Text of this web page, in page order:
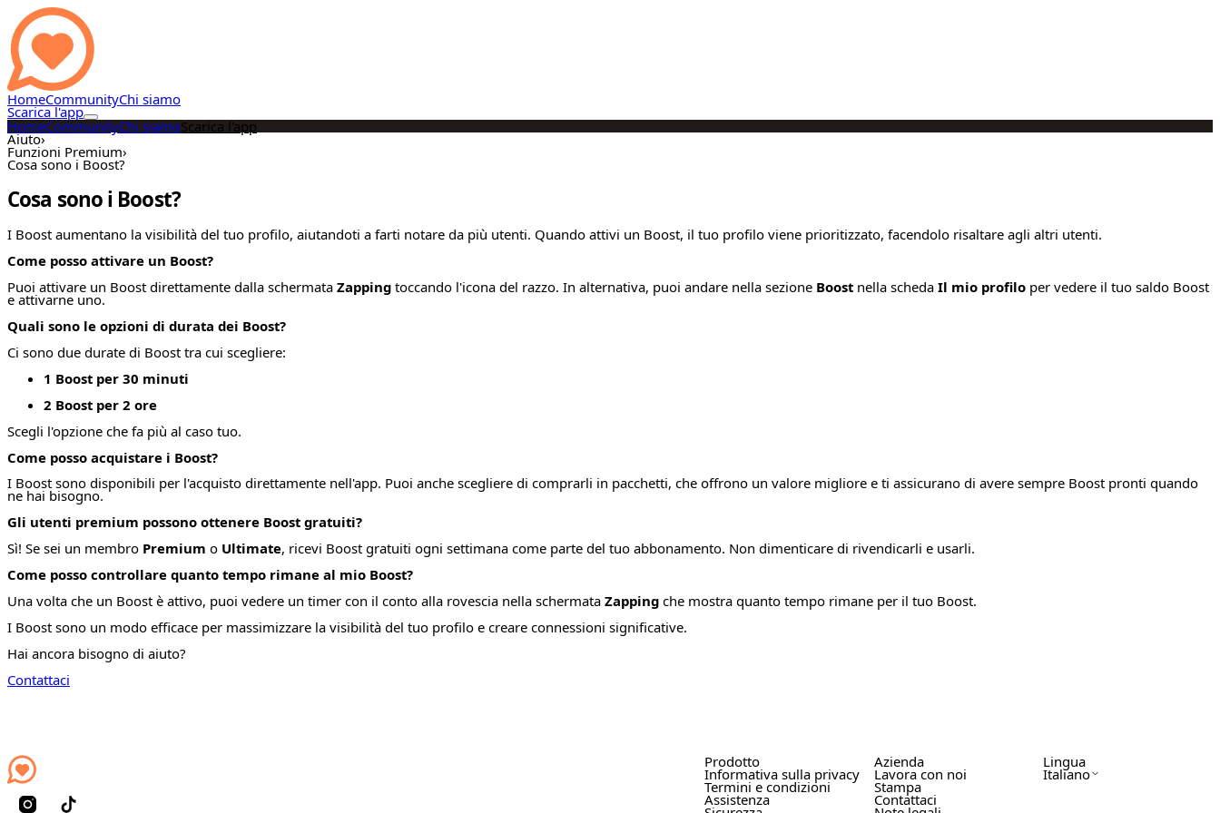
HomeCommunityChi siamo
Scarica l'app
HomeCommunityChi siamoScarica l'app
Aiuto›
Funzioni Premium›
Cosa sono i Boost?
Cosa sono i Boost?
I Boost aumentano la visibilità del tuo profilo, aiutandoti a farti notare da più utenti. Quando attivi un Boost, il tuo profilo viene prioritizzato, facendolo risaltare agli altri utenti.
Come posso attivare un Boost?
Puoi attivare un Boost direttamente dalla schermata Zapping toccando l'icona del razzo. In alternativa, puoi andare nella sezione Boost nella scheda Il mio profilo per vedere il tuo saldo Boost
e attivarne uno.
Quali sono le opzioni di durata dei Boost?
Ci sono due durate di Boost tra cui scegliere:
1 Boost per 30 minuti
2 Boost per 2 ore
Scegli l'opzione che fa più al caso tuo.
Come posso acquistare i Boost?
I Boost sono disponibili per l'acquisto direttamente nell'app. Puoi anche scegliere di comprarli in pacchetti, che offrono un valore migliore e ti assicurano di avere sempre Boost pronti quando
ne hai bisogno.
Gli utenti premium possono ottenere Boost gratuiti?
Sì! Se sei un membro Premium o Ultimate, ricevi Boost gratuiti ogni settimana come parte del tuo abbonamento. Non dimenticare di rivendicarli e usarli.
Come posso controllare quanto tempo rimane al mio Boost?
Una volta che un Boost è attivo, puoi vedere un timer con il conto alla rovescia nella schermata Zapping che mostra quanto tempo rimane per il tuo Boost.
I Boost sono un modo efficace per massimizzare la visibilità del tuo profilo e creare connessioni significative.
Hai ancora bisogno di aiuto?
Contattaci
Prodotto
Informativa sulla privacy
Termini e condizioni
Assistenza
Azienda
Lavora con noi
Stampa
Contattaci
Lingua
Italiano